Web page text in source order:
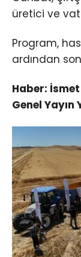
üretici ve
Program,
ardından
Haber:
Genel Yayın